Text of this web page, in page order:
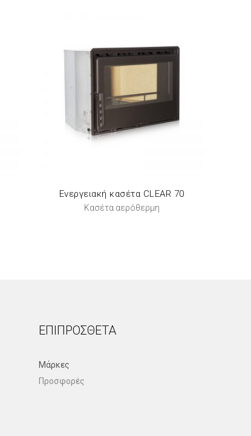
Ενεργειακή κασέτα CLEAR 70
Κασέτα αερόθερμη
ΕΠΙΠΡΌΣΘΕΤΑ
Μάρκες
Προσφορές